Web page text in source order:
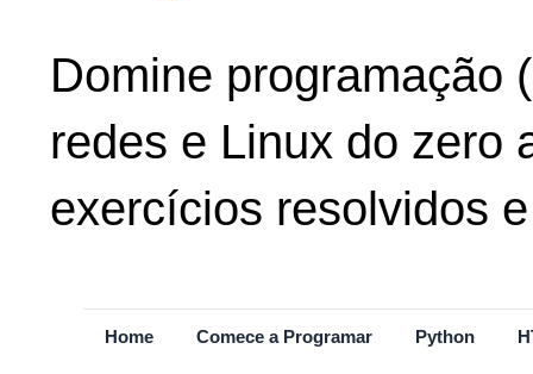
Domine programação
redes e Linux do zero
exercícios resolvidos
Home Comece a Programar Python